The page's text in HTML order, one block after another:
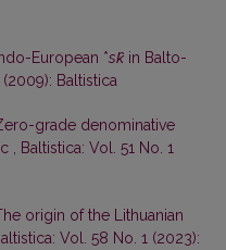
European *sk̑ in Balto-
Baltistica
grade denominative
Baltistica: Vol. 51 No. 1
origin of the Lithuanian
Vol. 58 No. 1 (2023):